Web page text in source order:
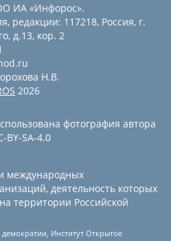
ИА «Инфорос».
редакции: 117218, Россия, г.
д.13, кор. 2
Н.В.
2026
фотография автора
BY-SA-4.0
международных
деятельность которых
территории Российской
Институт Открытое